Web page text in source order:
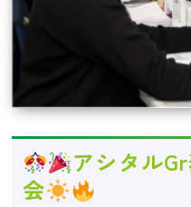
アシタル
会